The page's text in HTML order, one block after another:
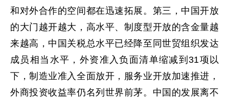
和对外合作的空间都在迅速拓展。第三，中国开放
的大门越开越大，高水平、制度型开放的含金量越
来越高，中国关税总水平已经降至同世贸组织发达
成员相当水平，外资准入负面清单缩减到31项以
下，制造业准入全面放开，服务业开放加速推进，
外商投资收益率仍名列世界前茅。中国的发展离不